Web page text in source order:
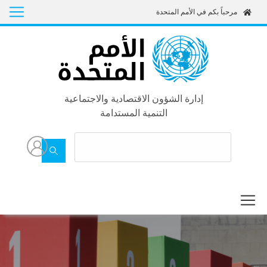
main
content
مرحباً بكم في الأمم المتحدة
إدارة الشؤون الاقتصادية والاجتماعية
التنمية المستدامة